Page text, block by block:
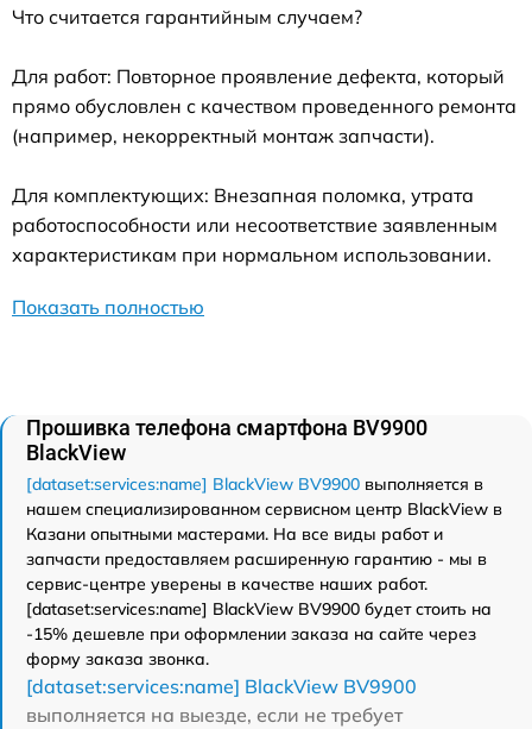
Что считается гарантийным случаем?
Для работ: Повторное проявление дефекта, который
прямо обусловлен с качеством проведенного ремонта
(например, некорректный монтаж запчасти).
Для комплектующих: Внезапная поломка, утрата
работоспособности или несоответствие заявленным
характеристикам при нормальном использовании.
Показать полностью
Прошивка телефона смартфона BV9900
BlackView
[dataset:services:name] BlackView BV9900 выполняется в
нашем специализированном сервисном центр BlackView в
Казани опытными мастерами. На все виды работ и
запчасти предоставляем расширенную гарантию - мы в
сервис-центре уверены в качестве наших работ.
[dataset:services:name] BlackView BV9900 будет стоить на
-15% дешевле при оформлении заказа на сайте через
форму заказа звонка.
[dataset:services:name] BlackView BV9900
выполняется на выезде, если не требует